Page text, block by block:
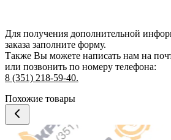
Для получения дополнительной
заказа заполните форму.
Также Вы можете написать нам на
или позвонить по номеру телефона:
8 (351) 218-59-40.
Похожие товары